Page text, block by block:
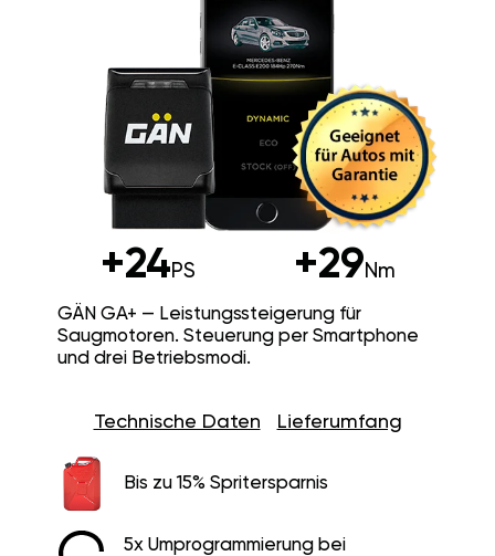
+24PS +29Nm
GÄN GA+ — Leistungssteigerung für
Saugmotoren. Steuerung per Smartphone
und drei Betriebsmodi.
Technische Daten Lieferumfang
Bis zu 15% Spritersparnis
5x Umprogrammierung bei